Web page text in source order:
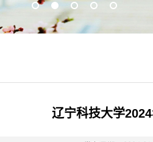
3 4
辽宁科技大学